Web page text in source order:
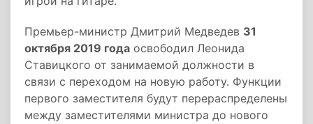
Премьер-министр Дмитрий Медведев 31
октября 2019 года освободил Леонида
Ставицкого от занимаемой должности в
связи с переходом на новую работу. Функции
первого заместителя будут перераспределены
между заместителями министра до нового